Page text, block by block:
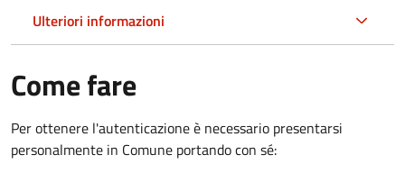
Ulteriori informazioni
Come fare
Per ottenere l'autenticazione è necessario presentarsi
personalmente in Comune portando con sé: